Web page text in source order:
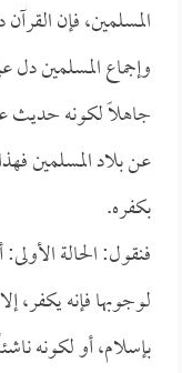
المسلمين، فإن
وإجماع المسلمين
جاهلاً لكونه حديث
عن بلاد المسلمين
بكفره.
فنقول: الحالة
لوجوبها فإنه يكفر،
بإسلام، أو لكونه